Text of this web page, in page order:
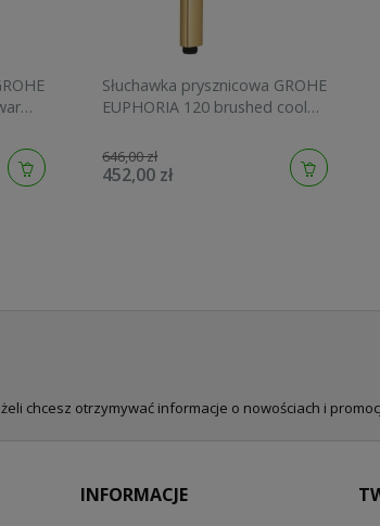
Słuchawka prysznicowa GROHE
EUPHORIA 120 brushed cool
646,00 zł
452,00 zł
chcesz otrzymywać informacje o nowościach i
INFORMACJE